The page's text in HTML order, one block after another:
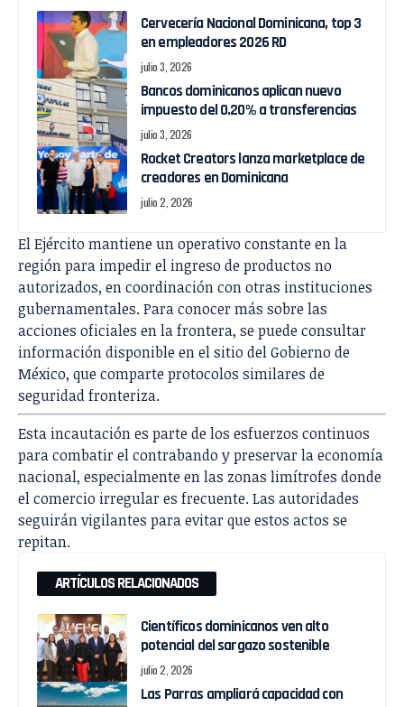
Cervecería Nacional Dominicana, top 3
en empleadores 2026 RD
julio 3, 2026
Bancos dominicanos aplican nuevo
impuesto del 0.20% a transferencias
julio 3, 2026
Rocket Creators lanza marketplace de
creadores en Dominicana
julio 2, 2026
El Ejército mantiene un operativo constante en la
región para impedir el ingreso de productos no
autorizados, en coordinación con otras instituciones
gubernamentales. Para conocer más sobre las
acciones oficiales en la frontera, se puede consultar
información disponible en el sitio delGobierno de
México, que comparte protocolos similares de
seguridad fronteriza.
Esta incautación es parte de los esfuerzos continuos
para combatir el contrabando y preservar la economía
nacional, especialmente en las zonas limítrofes donde
el comercio irregular es frecuente. Las autoridades
seguirán vigilantes para evitar que estos actos se
repitan.
ARTÍCULOS RELACIONADOS
Científicos dominicanos ven alto
potencial del sargazo sostenible
julio 2, 2026
Las Parras ampliará capacidad con